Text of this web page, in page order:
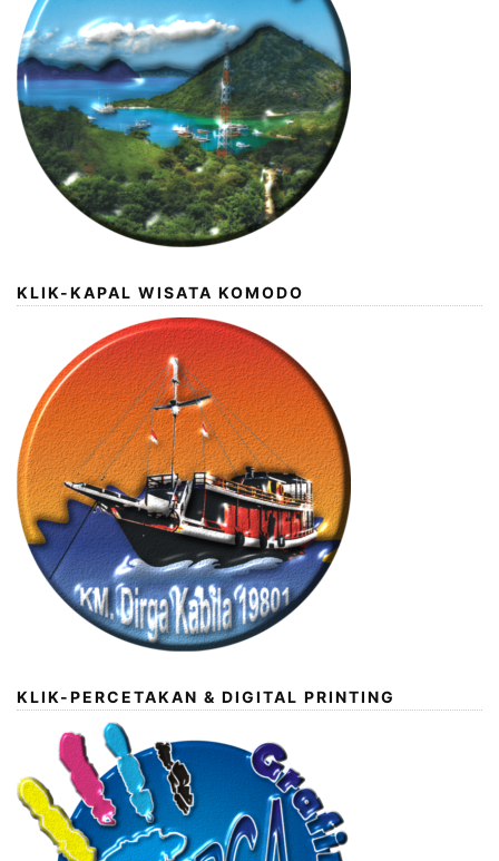
KLIK-KAPAL WISATA KOMODO
KLIK-PERCETAKAN & DIGITAL PRINTING